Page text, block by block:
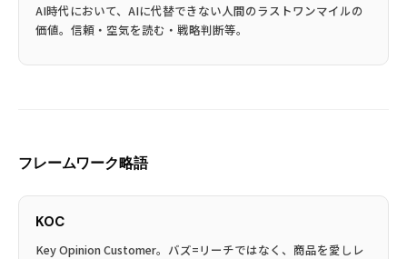
AI時代において、AIに代替できない人間のラストワンマイルの
価値。信頼・空気を読む・戦略判断等。
フレームワーク略語
KOC
Key Opinion Customer。バズ=リーチではなく、商品を愛しレ